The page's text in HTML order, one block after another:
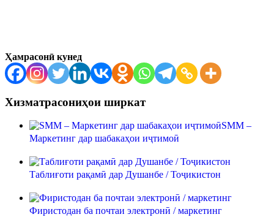
Ҳамрасонӣ кунед
Хизматрасониҳои ширкат
SMM –
Маркетинг дар шабакаҳои иҷтимоӣ
Таблиғоти рақамӣ дар Душанбе / Тоҷикистон
Фиристодан ба почтаи электронӣ / маркетинг